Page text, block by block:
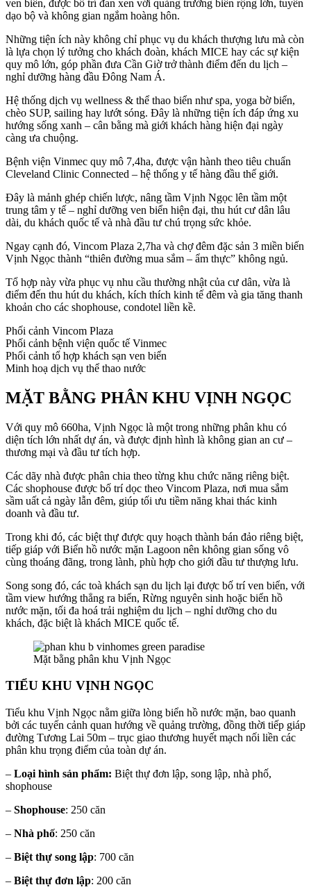
ven biển, được bố trí đan xen với quảng trường biển rộng lớn, tuyến
dạo bộ và không gian ngắm hoàng hôn.
Những tiện ích này không chỉ phục vụ du khách thượng lưu mà còn
là lựa chọn lý tưởng cho khách đoàn, khách MICE hay các sự kiện
quy mô lớn, góp phần đưa Cần Giờ trở thành điểm đến du lịch –
nghỉ dưỡng hàng đầu Đông Nam Á.
Hệ thống dịch vụ wellness & thể thao biển như spa, yoga bờ biển,
chèo SUP, sailing hay lướt sóng. Đây là những tiện ích đáp ứng xu
hướng sống xanh – cân bằng mà giới khách hàng hiện đại ngày
càng ưa chuộng.
Bệnh viện Vinmec quy mô 7,4ha, được vận hành theo tiêu chuẩn
Cleveland Clinic Connected – hệ thống y tế hàng đầu thế giới.
Đây là mảnh ghép chiến lược, nâng tầm Vịnh Ngọc lên tầm một
trung tâm y tế – nghỉ dưỡng ven biển hiện đại, thu hút cư dân lâu
dài, du khách quốc tế và nhà đầu tư chú trọng sức khỏe.
Ngay cạnh đó, Vincom Plaza 2,7ha và chợ đêm đặc sản 3 miền biến
Vịnh Ngọc thành “thiên đường mua sắm – ẩm thực” không ngủ.
Tổ hợp này vừa phục vụ nhu cầu thường nhật của cư dân, vừa là
điểm đến thu hút du khách, kích thích kinh tế đêm và gia tăng thanh
khoản cho các shophouse, condotel liền kề.
Phối cảnh Vincom Plaza
Phối cảnh bệnh viện quốc tế Vinmec
Phối cảnh tổ hợp khách sạn ven biển
Minh hoạ dịch vụ thể thao nước
MẶT BẰNG PHÂN KHU VỊNH NGỌC
Với quy mô 660ha, Vịnh Ngọc là một trong những phân khu có
diện tích lớn nhất dự án, và được định hình là không gian an cư –
thương mại và đầu tư tích hợp.
Các dãy nhà được phân chia theo từng khu chức năng riêng biệt.
Các shophouse được bố trí dọc theo Vincom Plaza, nơi mua sắm
sầm uất cả ngày lẫn đêm, giúp tối ưu tiềm năng khai thác kinh
doanh và đầu tư.
Trong khi đó, các biệt thự được quy hoạch thành bán đảo riêng biệt,
tiếp giáp với Biển hồ nước mặn Lagoon nên không gian sống vô
cùng thoáng đãng, trong lành, phù hợp cho giới đầu tư thượng lưu.
Song song đó, các toà khách sạn du lịch lại được bố trí ven biển, với
tầm view hướng thẳng ra biển, Rừng nguyên sinh hoặc biển hồ
nước mặn, tối đa hoá trải nghiệm du lịch – nghỉ dưỡng cho du
khách, đặc biệt là khách MICE quốc tế.
Mặt bằng phân khu Vịnh Ngọc
TIỂU KHU VỊNH NGỌC
Tiểu khu Vịnh Ngọc nằm giữa lòng biển hồ nước mặn, bao quanh
bởi các tuyến cảnh quan hướng về quảng trường, đồng thời tiếp giáp
đường Tương Lai 50m – trục giao thương huyết mạch nối liền các
phân khu trọng điểm của toàn dự án.
– Loại hình sản phẩm: Biệt thự đơn lập, song lập, nhà phố,
shophouse
– Shophouse: 250 căn
– Nhà phố: 250 căn
– Biệt thự song lập: 700 căn
– Biệt thự đơn lập: 200 căn